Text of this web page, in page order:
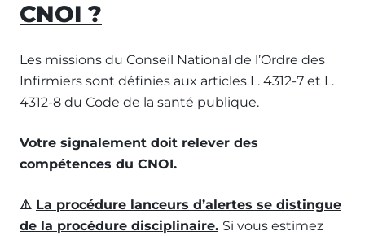
CNOI ?
Les missions du Conseil National de l’Ordre des
Infirmiers sont définies aux articles L. 4312-7 et L.
4312-8 du Code de la santé publique.
Votre signalement doit relever des
compétences du CNOI.
⚠️ La procédure lanceurs d’alertes se distingue
de la procédure disciplinaire. Si vous estimez